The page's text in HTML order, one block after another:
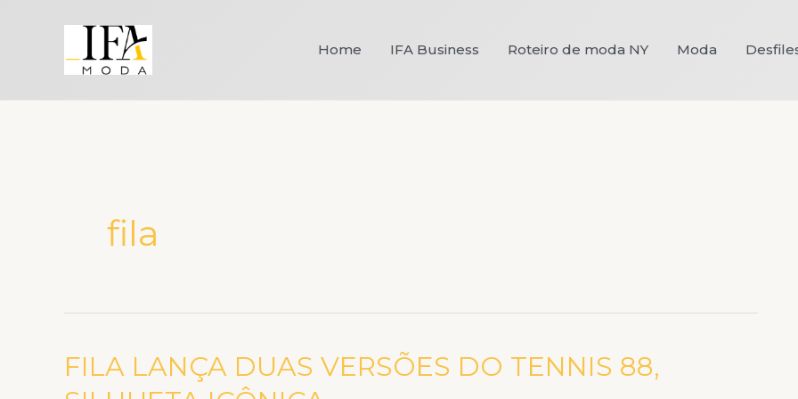
Home IFA Business Roteiro de moda NY Moda
fila
FILA LANÇA DUAS VERSÕES DO TENNIS 88,
FILA